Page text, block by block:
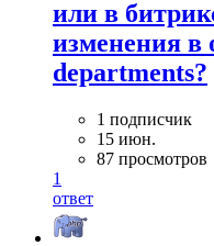
или в
изменения в
departments?
1 подписчик
15 июн.
87 просмотров
1
ответ